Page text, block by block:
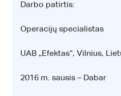
Darbo patirtis:
Operacijų specialistas
UAB „Efektas“, Vilnius,
2016 m. sausis – Dabar